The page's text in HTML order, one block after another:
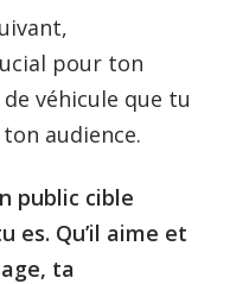
pour ton
véhicule que tu
audience.
public cible
es. Qu’il aime et
ta